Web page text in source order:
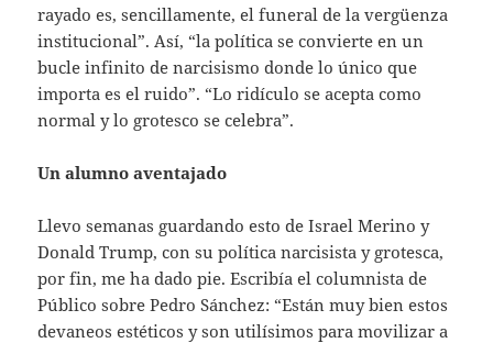
rayado es, sencillamente, el funeral de la vergüenza
institucional”. Así, “la política se convierte en un
bucle infinito de narcisismo donde lo único que
importa es el ruido”. “Lo ridículo se acepta como
normal y lo grotesco se celebra”.
Un alumno aventajado
Llevo semanas guardando esto de Israel Merino y
Donald Trump, con su política narcisista y grotesca,
por fin, me ha dado pie. Escribía el columnista de
Público sobre Pedro Sánchez: “Están muy bien estos
devaneos estéticos y son utilísimos para movilizar a